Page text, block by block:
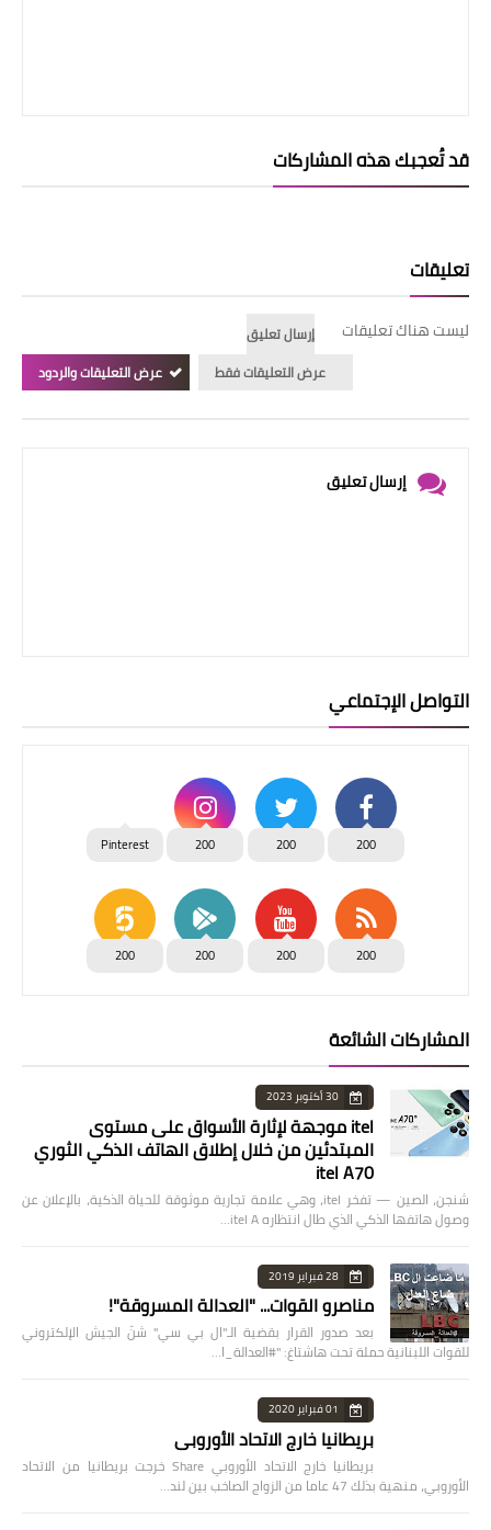
قد تُعجبك هذه المشاركات
تعليقات
ليست هناك تعليقات
إرسال تعليق
عرض التعليقات فقط
عرض التعليقات والردود
إرسال تعليق
التواصل الإجتماعي
200
200
200
Pinterest
200
200
200
200
المشاركات الشائعة
30 أكتوبر 2023
itel موجهة لإثارة الأسواق على مستوى
المبتدئين من خلال إطلاق الهاتف الذكي الثوري
itel A70
شنجن، الصين — تفخر itel، وهي علامة تجارية موثوقة للحياة الذكية، بالإعلان عن
وصول هاتفها الذكي الذي طال انتظاره itel A…
28 فبراير 2019
مناصرو القوات... "العدالة المسروقة"!
بعد صدور القرار بقضية الـ"ال بي سي" شنّ الجيش الإلكتروني
للقوات اللبنانية حملة تحت هاشتاغ: "#العدالة_ا…
01 فبراير 2020
بريطانيا خارج الاتحاد الأوروبي
بريطانيا خارج الاتحاد الأوروبي Share خرجت بريطانيا من الاتحاد
الأوروبي، منهية بذلك 47 عاما من الزواج الصاخب بين لند…